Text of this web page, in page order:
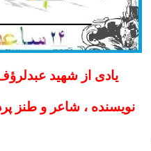
یادی از شهید
نویسنده ، شاعر و طنز